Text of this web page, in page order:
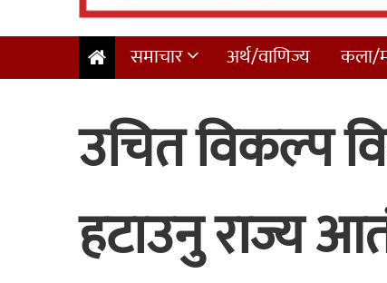
समाचार अर्थ/वाणिज्य कला/
उचित विकल्प
हटाउनु राज्य